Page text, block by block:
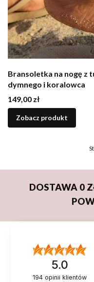
Bransoletka na nogę z
dymnego i koralowca
Cena
149,00 zł
Zobacz produkt
DOSTAWA 0
5.0
194 opinii klientów